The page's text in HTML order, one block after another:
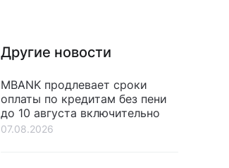
Другие новости
MBANK продлевает сроки
оплаты по кредитам без пени
до 10 августа включительно
07.08.2026